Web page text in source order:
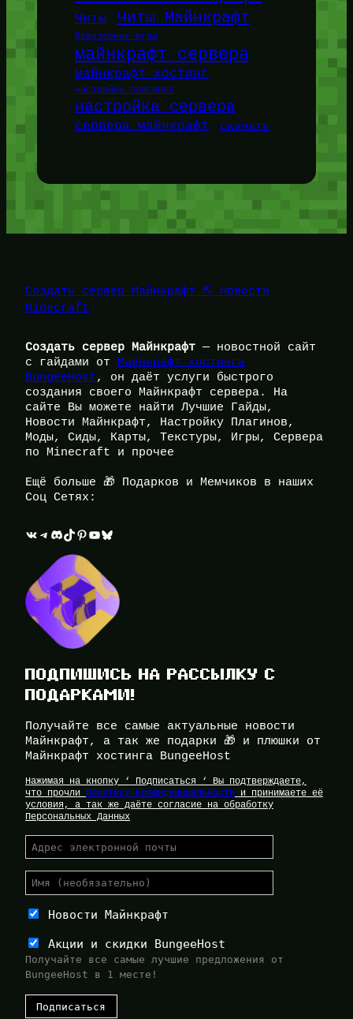
Читы Читы Майнкрафт
браузерные игры
майнкрафт сервера
майнкрафт хостинг
настройка плагинов
настройка сервера
сервера майнкрафт скачать
Создать сервер Майнкрафт ⛏️ Новости
Minecraft
Создать сервер Майнкрафт — новостной сайт
с гайдами от Майнкрафт хостинга
BungeeHost, он даёт услуги быстрого
создания своего Майнкрафт сервера. На
сайте Вы можете найти Лучшие Гайды,
Новости Майнкрафт, Настройку Плагинов,
Моды, Сиды, Карты, Текстуры, Игры, Сервера
по Minecraft и прочее
Ещё больше 🎁 Подарков и Мемчиков в наших
Соц Сетях:
ВКонтакте Telegram Discord TikTok Pinterest YouTube Bluesky
ПОДПИШИСЬ НА РАССЫЛКУ С
ПОДАРКАМИ!
Получайте все самые актуальные новости
Майнкрафт, а так же подарки 🎁 и плюшки от
Майнкрафт хостинга BungeeHost
Нажимая на кнопку ‘ Подписаться ‘ Вы подтверждаете,
что прочли Политику Конфиденциальности и принимаете её
условия, а так же даёте согласие на обработку
Персональных Данных
Новости Майнкрафт
Акции и скидки BungeeHost
Получайте все самые лучшие предложения от
BungeeHost в 1 месте!